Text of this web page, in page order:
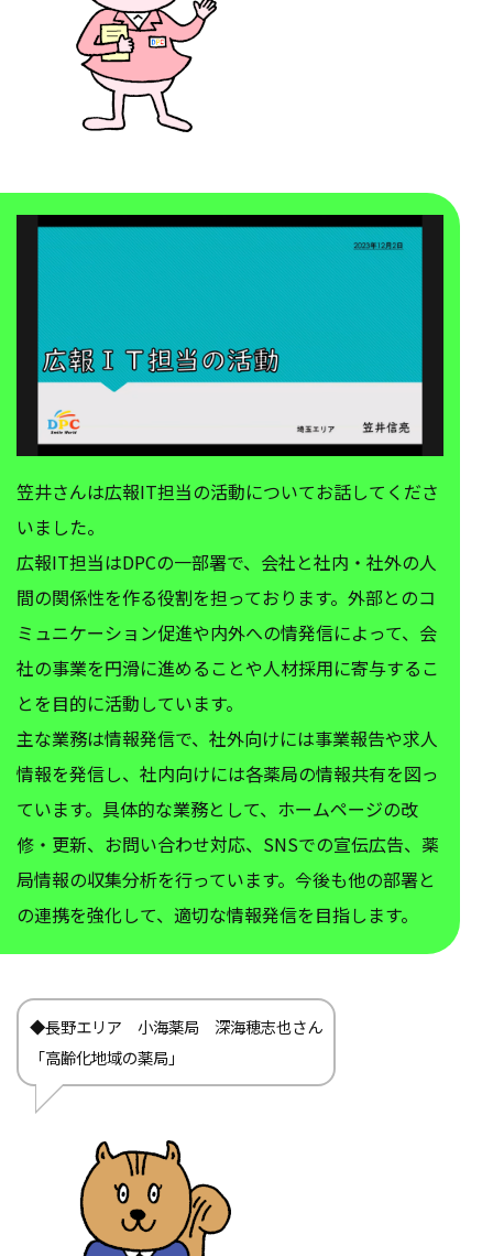
笠井さんは広報IT担当の活動についてお話してくださ
いました。
広報IT担当はDPCの一部署で、会社と社内・社外の人
間の関係性を作る役割を担っております。外部とのコ
ミュニケーション促進や内外への情発信によって、会
社の事業を円滑に進めることや人材採用に寄与するこ
とを目的に活動しています。
主な業務は情報発信で、社外向けには事業報告や求人
情報を発信し、社内向けには各薬局の情報共有を図っ
ています。具体的な業務として、ホームページの改
修・更新、お問い合わせ対応、SNSでの宣伝広告、薬
局情報の収集分析を行っています。今後も他の部署と
の連携を強化して、適切な情報発信を目指します。
◆長野エリア 小海薬局 深海穂志也さん
「高齢化地域の薬局」